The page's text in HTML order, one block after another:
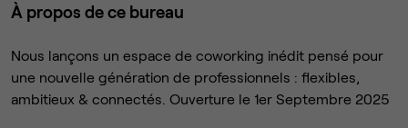
À propos de ce bureau
Nous lançons un espace de coworking inédit pensé pour
une nouvelle génération de professionnels : flexibles,
ambitieux & connectés. Ouverture le 1er Septembre 2025